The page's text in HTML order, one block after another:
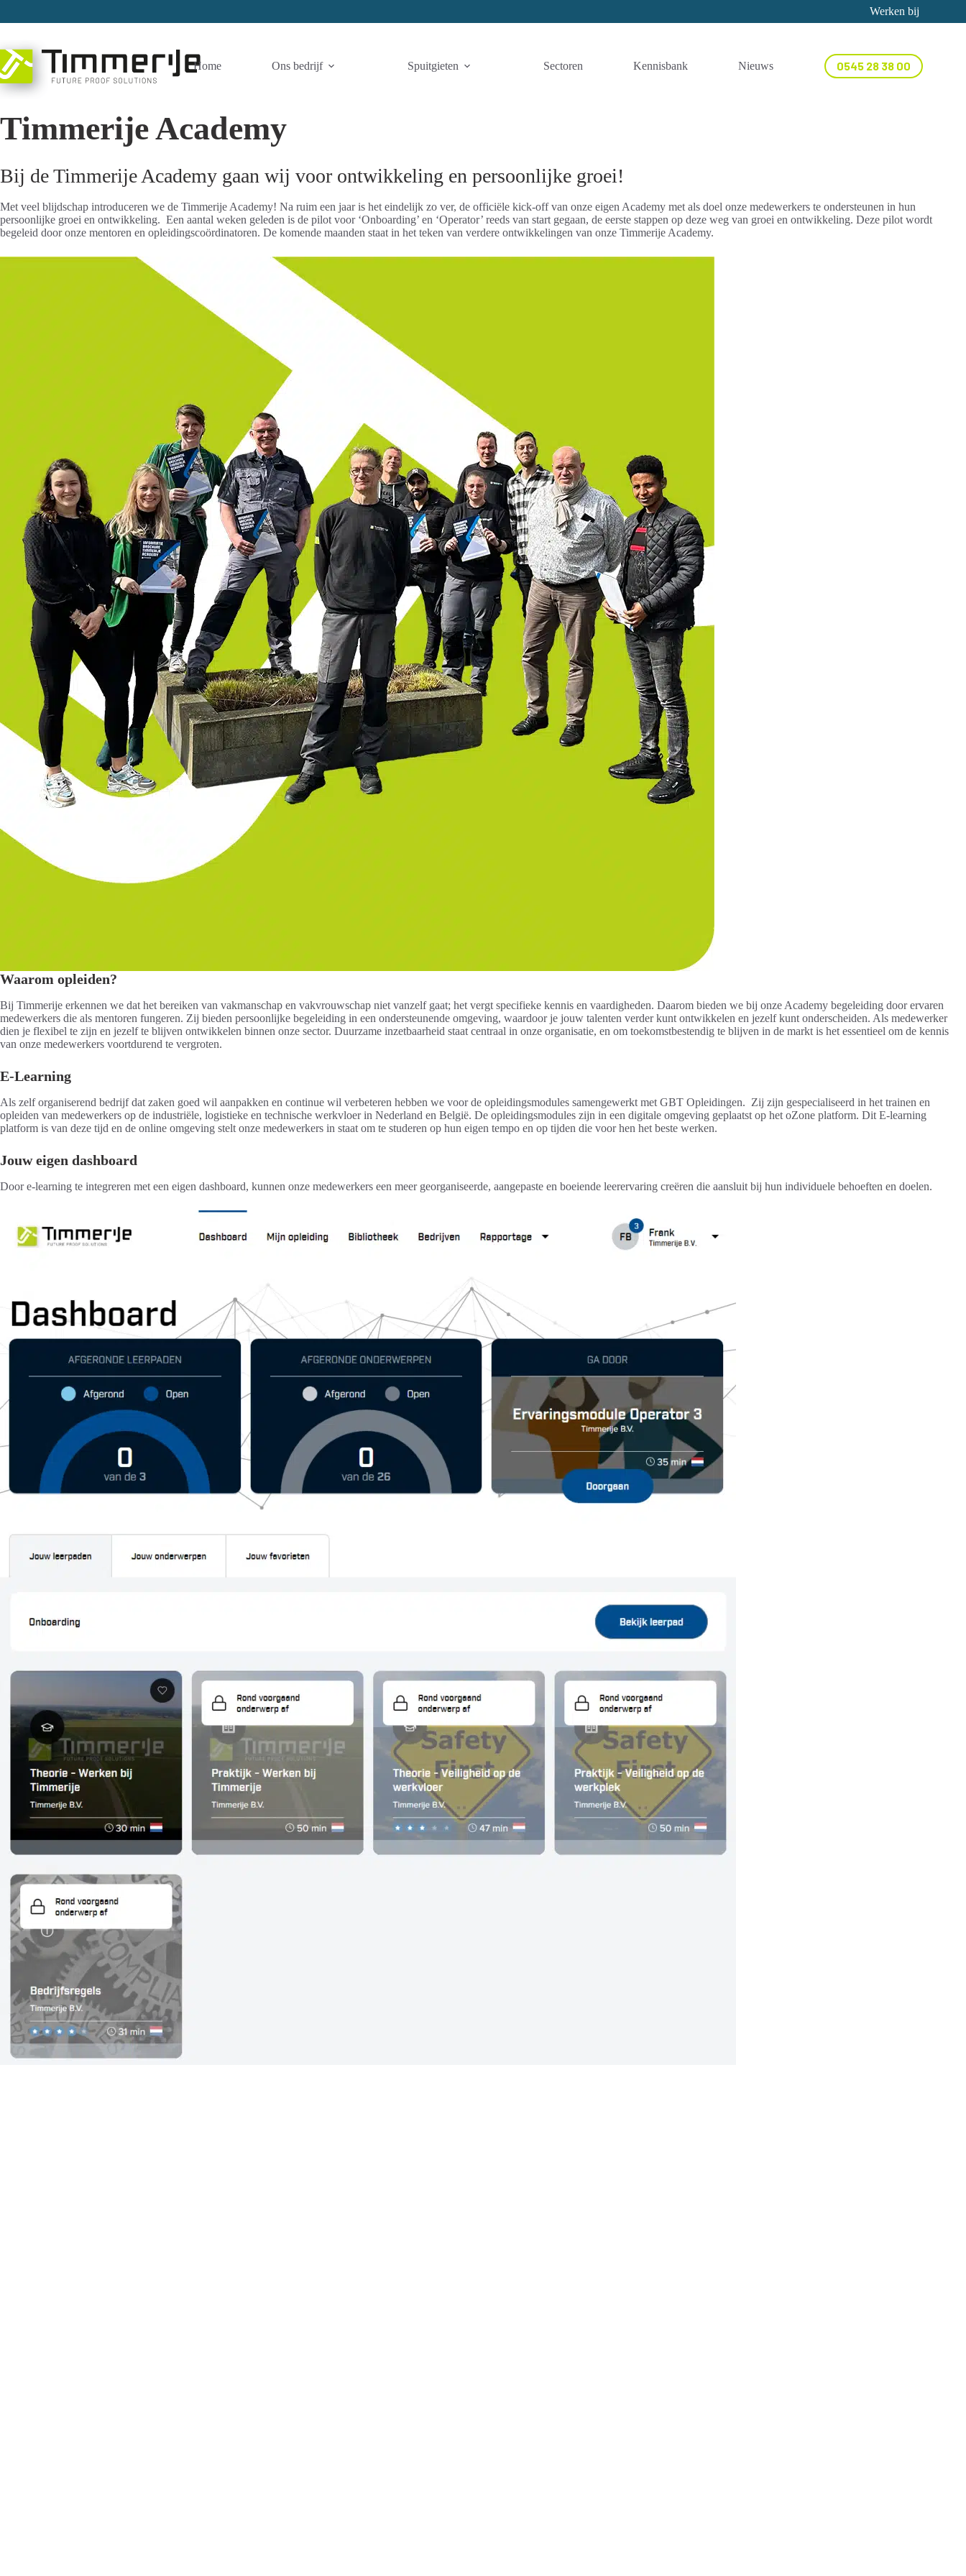
Werken bij
Home Ons bedrijf Spuitgieten Sectoren Kennisbank Nieuws Contact
0545 28 38 00
Timmerije Academy
Bij de Timmerije Academy gaan wij voor ontwikkeling en persoonlijke groei!
Met veel blijdschap introduceren we de Timmerije Academy! Na ruim een jaar is het eindelijk zo ver, de officiële kick-off van onze eigen Academy met als doel onze medewerkers te ondersteunen in hun
persoonlijke groei en ontwikkeling. Een aantal weken geleden is de pilot voor ‘Onboarding’ en ‘Operator’ reeds van start gegaan, de eerste stappen op deze weg van groei en ontwikkeling. Deze pilot wordt
begeleid door onze mentoren en opleidingscoördinatoren. De komende maanden staat in het teken van verdere ontwikkelingen van onze Timmerije Academy.
Waarom opleiden?
Bij Timmerije erkennen we dat het bereiken van vakmanschap en vakvrouwschap niet vanzelf gaat; het vergt specifieke kennis en vaardigheden. Daarom bieden we bij onze Academy begeleiding door ervaren
medewerkers die als mentoren fungeren. Zij bieden persoonlijke begeleiding in een ondersteunende omgeving, waardoor je jouw talenten verder kunt ontwikkelen en jezelf kunt onderscheiden. Als medewerker
dien je flexibel te zijn en jezelf te blijven ontwikkelen binnen onze sector. Duurzame inzetbaarheid staat centraal in onze organisatie, en om toekomstbestendig te blijven in de markt is het essentieel om de kennis
van onze medewerkers voortdurend te vergroten.
E-Learning
Als zelf organiserend bedrijf dat zaken goed wil aanpakken en continue wil verbeteren hebben we voor de opleidingsmodules samengewerkt met GBT Opleidingen. Zij zijn gespecialiseerd in het trainen en
opleiden van medewerkers op de industriële, logistieke en technische werkvloer in Nederland en België. De opleidingsmodules zijn in een digitale omgeving geplaatst op het oZone platform. Dit E-learning
platform is van deze tijd en de online omgeving stelt onze medewerkers in staat om te studeren op hun eigen tempo en op tijden die voor hen het beste werken.
Jouw eigen dashboard
Door e-learning te integreren met een eigen dashboard, kunnen onze medewerkers een meer georganiseerde, aangepaste en boeiende leerervaring creëren die aansluit bij hun individuele behoeften en doelen.